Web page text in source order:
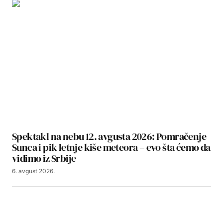
Spektakl na nebu 12. avgusta 2026: Pomračenje
Sunca i pik letnje kiše meteora – evo šta ćemo da
vidimo iz Srbije
6. avgust 2026.